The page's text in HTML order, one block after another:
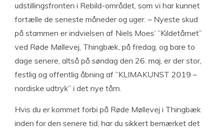
udstillingsfronten i Rebild-området, som vi har kunnet
fortælle de seneste måneder og uger. – Nyeste skud
på stammen er indvielsen af Niels Moes’ ”Kildetårnet”
ved Røde Møllevej, Thingbæk, på fredag, og bare to
dage senere, altså på søndag den 26. maj, er der stor,
festlig og offentlig åbning af ”KLIMAKUNST 2019 –
nordiske udtryk” i det nye tårn.
Hvis du er kommet forbi på Røde Møllevej i Thingbæk
inden for den senere tid, har du sikkert bemærket det